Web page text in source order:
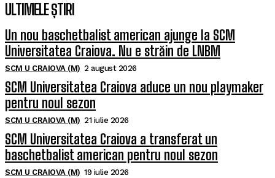
ULTIMELE ȘTIRI
Un nou baschetbalist american ajunge la SCM
Universitatea Craiova. Nu e străin de LNBM
SCM U CRAIOVA (M) 2 august 2026
SCM Universitatea Craiova aduce un nou playmaker
pentru noul sezon
SCM U CRAIOVA (M) 21 iulie 2026
SCM Universitatea Craiova a transferat un
baschetbalist american pentru noul sezon
SCM U CRAIOVA (M) 19 iulie 2026